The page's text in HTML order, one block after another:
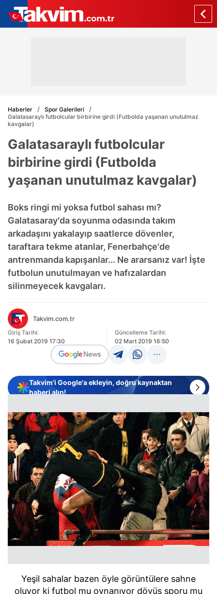
Haberler
Spor Galerileri
Galatasaraylı futbolcular birbirine girdi (Futbolda yaşanan unutulmaz
kavgalar)
Galatasaraylı futbolcular
birbirine girdi (Futbolda
yaşanan unutulmaz kavgalar)
Boks ringi mi yoksa futbol sahası mı?
Galatasaray'da soyunma odasında takım
arkadaşını yakalayıp saatlerce dövenler,
taraftara tekme atanlar, Fenerbahçe'de
antrenmanda kapışanlar... Ne ararsanız var! İşte
futbolun unutulmayan ve hafızalardan
silinmeyecek kavgaları.
Takvim.com.tr
Giriş Tarihi:
16 Şubat 2019 17:30
Güncelleme Tarihi:
02 Mart 2019 16:50
Takvim'i Google'a ekleyin, doğru kaynaktan
haberi alın!
Yeşil sahalar bazen öyle görüntülere sahne
oluyor ki futbol mu oynanıyor dövüş sporu mu